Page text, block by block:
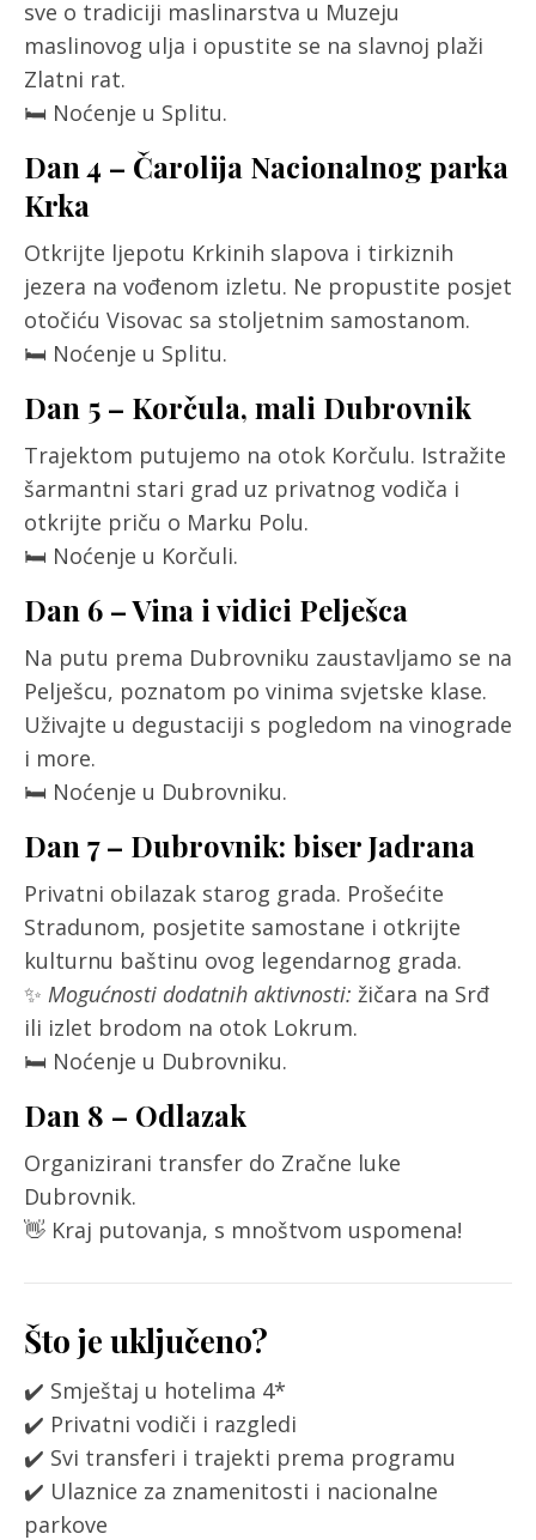
sve o tradiciji maslinarstva u Muzeju
maslinovog ulja i opustite se na slavnoj plaži
Zlatni rat.
🛏️ Noćenje u Splitu.
Dan 4 – Čarolija Nacionalnog parka
Krka
Otkrijte ljepotu Krkinih slapova i tirkiznih
jezera na vođenom izletu. Ne propustite posjet
otočiću Visovac sa stoljetnim samostanom.
🛏️ Noćenje u Splitu.
Dan 5 – Korčula, mali Dubrovnik
Trajektom putujemo na otok Korčulu. Istražite
šarmantni stari grad uz privatnog vodiča i
otkrijte priču o Marku Polu.
🛏️ Noćenje u Korčuli.
Dan 6 – Vina i vidici Pelješca
Na putu prema Dubrovniku zaustavljamo se na
Pelješcu, poznatom po vinima svjetske klase.
Uživajte u degustaciji s pogledom na vinograde
i more.
🛏️ Noćenje u Dubrovniku.
Dan 7 – Dubrovnik: biser Jadrana
Privatni obilazak starog grada. Prošećite
Stradunom, posjetite samostane i otkrijte
kulturnu baštinu ovog legendarnog grada.
✨ Mogućnosti dodatnih aktivnosti: žičara na Srđ
ili izlet brodom na otok Lokrum.
🛏️ Noćenje u Dubrovniku.
Dan 8 – Odlazak
Organizirani transfer do Zračne luke
Dubrovnik.
👋 Kraj putovanja, s mnoštvom uspomena!
Što je uključeno?
✔️ Smještaj u hotelima 4*
✔️ Privatni vodiči i razgledi
✔️ Svi transferi i trajekti prema programu
✔️ Ulaznice za znamenitosti i nacionalne
parkove